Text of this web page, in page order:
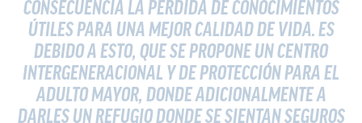
CONSECUENCIA LA PÉRDIDA DE CONOCIMIENTOS
ÚTILES PARA UNA MEJOR CALIDAD DE VIDA. ES
DEBIDO A ESTO, QUE SE PROPONE UN CENTRO
INTERGENERACIONAL Y DE PROTECCIÓN PARA EL
ADULTO MAYOR, DONDE ADICIONALMENTE A
DARLES UN REFUGIO DONDE SE SIENTAN SEGUROS